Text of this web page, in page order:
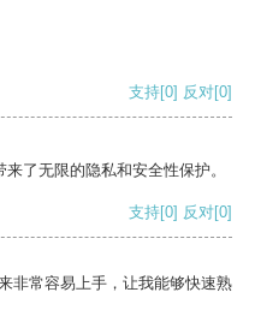
支持[0] 反对[0]
了无限的隐私和安全性保护。
支持[0] 反对[0]
非常容易上手，让我能够快速熟